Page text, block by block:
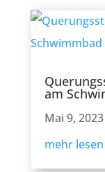
am
Mai 9, 2023
mehr lesen